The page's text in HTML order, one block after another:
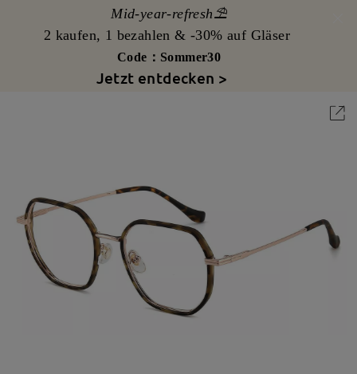
Mid-year-refresh⛱️
2 kaufen, 1 bezahlen & -30% auf Gläser
Code：Sommer30
Jetzt entdecken >